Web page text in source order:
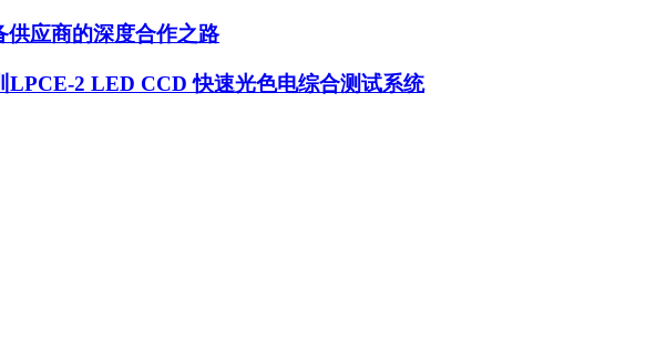
供应商的深度合作之路
LPCE-2 LED CCD 快速光色电综合测试系统